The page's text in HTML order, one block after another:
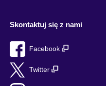
Skontaktuj się z nami
Facebook
Twitter